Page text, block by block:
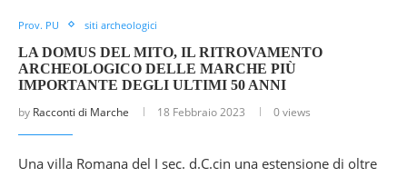
Prov. PU siti archeologici
LA DOMUS DEL MITO, IL RITROVAMENTO
ARCHEOLOGICO DELLE MARCHE PIÙ
IMPORTANTE DEGLI ULTIMI 50 ANNI
by Racconti di Marche 18 Febbraio 2023 0 views
Una villa Romana del I sec. d.C.cin una estensione di oltre